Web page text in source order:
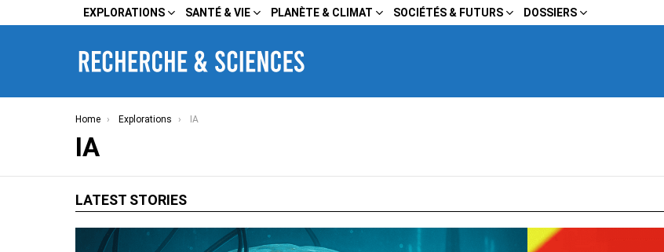
EXPLORATIONS SANTÉ & VIE PLANÈTE & CLIMAT SOCIÉTÉS & FUTURS DOSSIERS
You are here:
Home Explorations IA
IA
LATEST STORIES